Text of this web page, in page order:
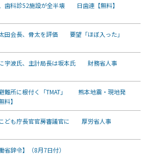
歯科診52施設が全半壊 日歯連【無料】
田会長、骨太を評価 要望「ほぼ入った」
宇波氏、主計局長は坂本氏 財務省人事
難所に根付く「TMAT」 熊本地震・現地発
料】
ども庁長官官房審議官に 厚労省人事
省辞令】（8月7日付）